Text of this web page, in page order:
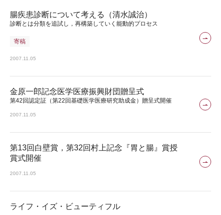
腸疾患診断について考える（清水誠治）
診断とは分類を追試し，再構築していく能動的プロセス
寄稿
2007.11.05
金原一郎記念医学医療振興財団贈呈式
第42回認定証（第22回基礎医学医療研究助成金）贈呈式開催
2007.11.05
第13回白壁賞，第32回村上記念『胃と腸』賞授
賞式開催
2007.11.05
ライフ・イズ・ビューティフル